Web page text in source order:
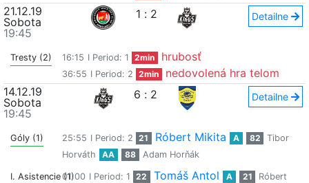
21.12.19
Sobota
19:45
1 : 2 Detailne
Tresty (2) 16:15 I Period: 1 2min hrubosť
36:55 I Period: 2 2min
nedovolená hra telom
14.12.19
Sobota
19:45
6 : 2 Detailne
Góly (1) 25:55 I Period: 2 21 Róbert Mikita A 82
Tibor
Horváth
AA 88 Adam Horňák
I. Asistencie (1)01:00 I Period: 1 22 Tomáš Antol A 21
Róbert